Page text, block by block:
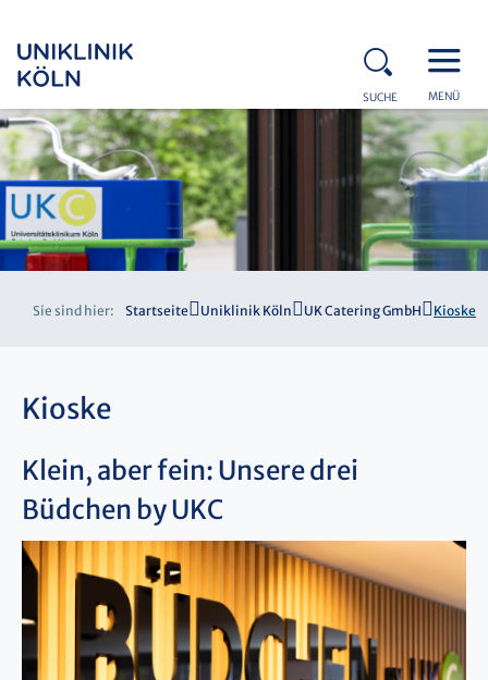
SUCHE MENÜ
Sie sind hier: Startseite Uniklinik Köln UK Catering GmbH Kioske
Kioske
Klein, aber fein: Unsere drei
Büdchen by UKC